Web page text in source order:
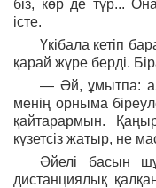
біз, көр де түр...
істе.
Үкібала кетіп
қарай жүре берді.
— Әй, ұмытпа:
менің орныма
қайтарармын.
күзетсіз жатыр, не
Әйелі басын
дистанциялық